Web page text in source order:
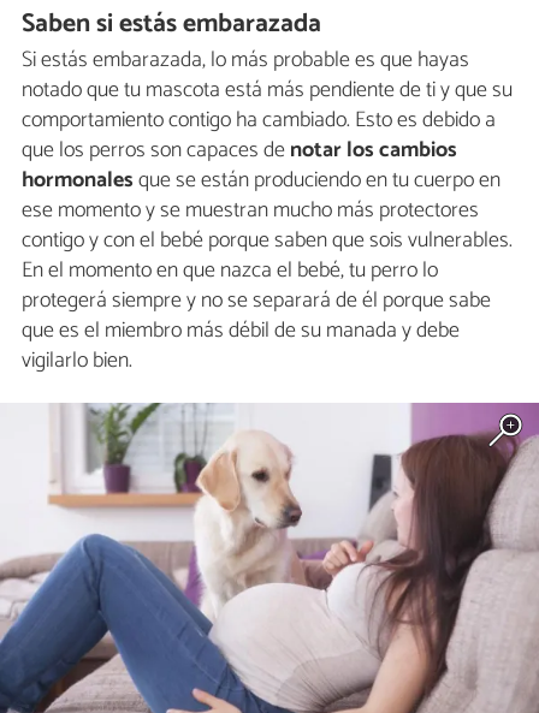
Saben si estás embarazada
Si estás embarazada, lo más probable es que hayas
notado que tu mascota está más pendiente de ti y que su
comportamiento contigo ha cambiado. Esto es debido a
que los perros son capaces denotar los cambios
hormonalesque se están produciendo en tu cuerpo en
ese momento y se muestran mucho más protectores
contigo y con el bebé porque saben que sois vulnerables.
En el momento en que nazca el bebé, tu perro lo
protegerá siempre y no se separará de él porque sabe
que es el miembro más débil de su manada y debe
vigilarlo bien.